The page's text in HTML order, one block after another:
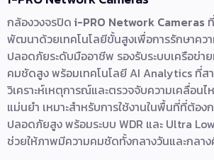
กล้องวงจรปิด i-PRO Network Cameras
พัฒนาด้วยเทคโนโลยีขั้นสูงเพื่อการรักษาคว
ปลอดภัยระดับมืออาชีพ รองรับระบบเครือข่า
คมชัดสูง พร้อมเทคโนโลยี AI Analytics ที่ส
วิเคราะห์เหตุการณ์และตรวจจับความเคลื่อนไ
แม่นยำ เหมาะสำหรับการใช้งานในพื้นที่ที่ต้อง
ปลอดภัยสูง พร้อมระบบ WDR และ Ultra
ช่วยให้ภาพมีความคมชัดทั้งกลางวันและกลา